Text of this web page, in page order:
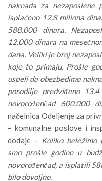
naknada za
isplaćeno 12,8 miliona
588.000 dinara.
12.000 dinara na
dana. Veliki je broj
koje to primaju. Prošle
uspeli da obezbedimo
porodilje predviđeno
novorođenčad 600.000
načelnica Odeljenje za
– komunalne poslove i
dodaje – Koliko beležimo
smo prošle godine u
novorođenčad, a isplatili
bilo dovoljno.